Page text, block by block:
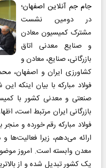
جام جم آنلاین اصفهان؛
در دومین نشست
مشترک کمیسیون معادن
و صنایع معدنی اتاق
بازرگانی، صنایع، معادن و
کشاورزی ایران و اصفهان،
فولاد مبارکه با بیان اینکه
صنعتی و معدنی کشور با
بازرگانی ایران مرتبط است،
فولاد مبارکه رقم خورده و
ارائه می‌دهم، زیرا فعالیت‌ها
معدن وابسته است. امروز
یک کشور تبدیل شده و از